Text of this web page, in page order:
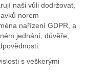
naši vůli dodržovat,
norem
nařízení GDPR, a
jednání, důvěře,
s veškerými